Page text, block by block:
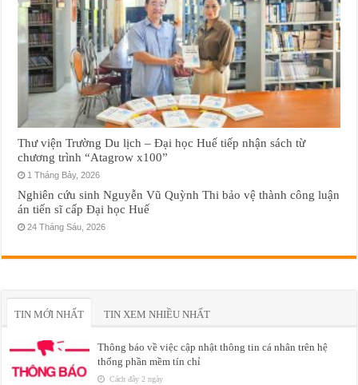
Thư viện Trường Du lịch – Đại học Huế tiếp nhận sách từ
chương trình “Atagrow x100”
1 Tháng Bảy, 2026
Nghiên cứu sinh Nguyễn Vũ Quỳnh Thi bảo vệ thành công luận
án tiến sĩ cấp Đại học Huế
24 Tháng Sáu, 2026
TIN MỚI NHẤT TIN XEM NHIỀU NHẤT
Thông báo về việc cập nhật thông tin cá nhân trên hệ
thống phần mềm tín chỉ
Cách đây 2 ngày